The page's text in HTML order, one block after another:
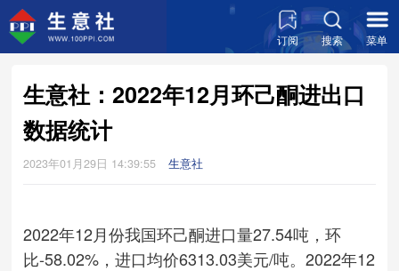
订阅 搜索 菜单
生意社：2022年12月环己酮进出口
数据统计
2023年01月29日 14:39:55 生意社
2022年12月份我国环己酮进口量27.54吨，环
比-58.02%，进口均价6313.03美元/吨。2022年12